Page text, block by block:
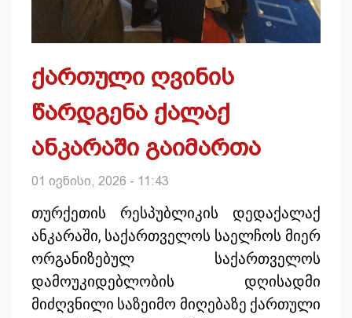
ქართული ღვინის
წარდგენა ქალაქ
ანკარაში გაიმართა
01 ივნისი, 2026 - 11:43
თურქეთის რესპუბლიკის დედაქალაქ
ანკარაში, საქართველოს საელჩოს მიერ
ორგანიზებულ საქართველოს
დამოუკიდებლობის დღისადმი
მიძღვნილი საზეიმო მიღებაზე ქართული